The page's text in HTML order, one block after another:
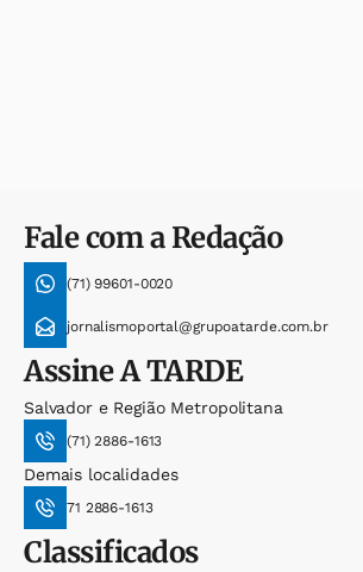
Fale com a Redação
(71) 99601-0020
jornalismoportal@grupoatarde.com.br
AssineA TARDE
Salvador e Região Metropolitana
(71) 2886-1613
Demais localidades
71 2886-1613
Classificados